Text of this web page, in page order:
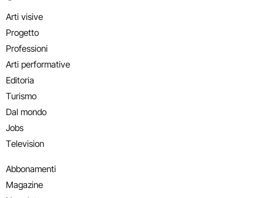
Arti visive
Progetto
Professioni
Arti performative
Editoria
Turismo
Dal mondo
Jobs
Television
Abbonamenti
Magazine